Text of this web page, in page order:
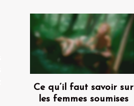
Ce qu’il faut savoir sur
les femmes soumises